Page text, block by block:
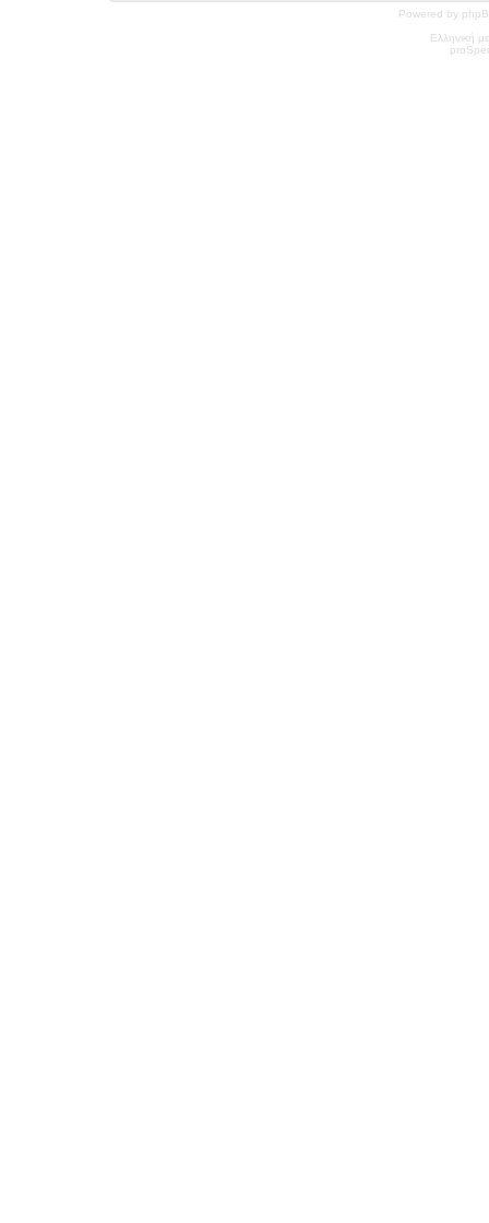
Powered by
Ελληνική
pro